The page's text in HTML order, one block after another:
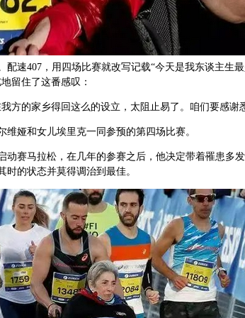
407，用四场比赛就改写记载“今天是我东谈主生最
留住了这番感叹：
的家乡得回这么的设立，太阻止易了。咱们要感谢
和女儿埃里克一同参预的第四场比赛。
马拉松，在几年的参赛之后，他决定带着罹患多
时的状态并莫得调治到最佳。